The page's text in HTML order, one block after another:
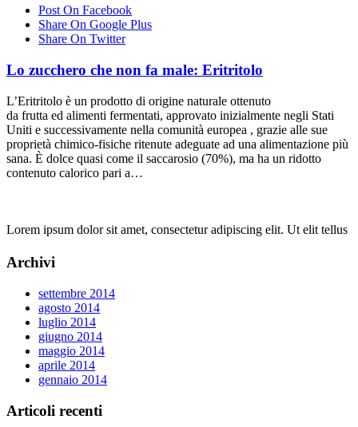
Post On Facebook
Share On Google Plus
Share On Twitter
Lo zucchero che non fa male: Eritritolo
L’Eritritolo è un prodotto di origine naturale ottenuto
da frutta ed alimenti fermentati, approvato inizialmente negli Stati
Uniti e successivamente nella comunità europea , grazie alle sue
proprietà chimico-fisiche ritenute adeguate ad una alimentazione più
sana. È dolce quasi come il saccarosio (70%), ma ha un ridotto
contenuto calorico pari a…
Lorem ipsum dolor sit amet, consectetur adipiscing elit. Ut elit tellus
Archivi
settembre 2014
agosto 2014
luglio 2014
giugno 2014
maggio 2014
aprile 2014
gennaio 2014
Articoli recenti